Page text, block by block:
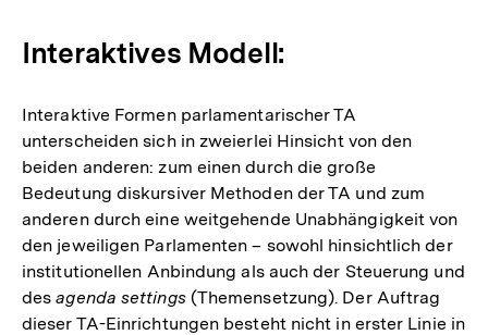
Interaktives Modell:
Interaktive Formen parlamentarischer TA
unterscheiden sich in zweierlei Hinsicht von den
beiden anderen: zum einen durch die große
Bedeutung diskursiver Methoden der TA und zum
anderen durch eine weitgehende Unabhängigkeit von
den jeweiligen Parlamenten – sowohl hinsichtlich der
institutionellen Anbindung als auch der Steuerung und
desagenda settings (Themensetzung). Der Auftrag
dieser TA-Einrichtungen besteht nicht in erster Linie in